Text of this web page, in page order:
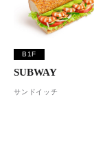
B1F
SUBWAY
サンドイッチ